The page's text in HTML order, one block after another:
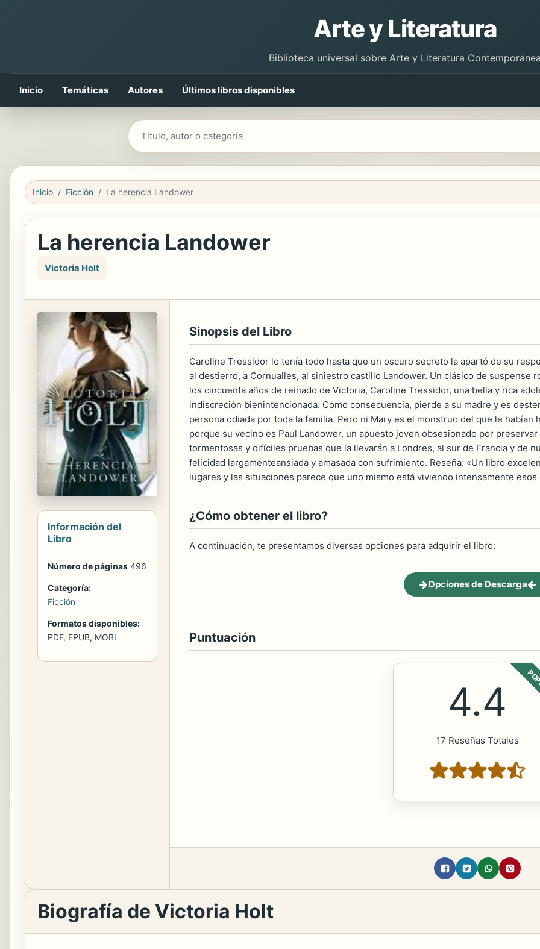
Arte y Literatura
Biblioteca universal sobre Arte y Literatura
Inicio Temáticas Autores Últimos libros disponibles
Buscar libros
Inicio Ficción La herencia Landower
La herencia Landower
Victoria Holt
Información del
Libro
Número de páginas 496
Categoría:
Ficción
Formatos disponibles:
PDF, EPUB, MOBI
Sinopsis del Libro
Caroline Tressidor lo tenía todo hasta que un oscuro secreto la apartó de su
al destierro, a Cornualles, al siniestro castillo Landower. Un clásico de suspense
los cincuenta años de reinado de Victoria, Caroline Tressidor, una bella y rica
indiscreción bienintencionada. Como consecuencia, pierde a su madre y es
persona odiada por toda la familia. Pero ni Mary es el monstruo del que le
porque su vecino es Paul Landower, un apuesto joven obsesionado por
tormentosas y difíciles pruebas que la llevarán a Londres, al sur de Francia y de
felicidad largamenteansiada y amasada con sufrimiento. Reseña: «Un libro
lugares y las situaciones parece que uno mismo está viviendo intensamente
¿Cómo obtener el libro?
A continuación, te presentamos diversas opciones para adquirir el libro:
Opciones de Descarga
Puntuación
4.4
17 Reseñas Totales
Biografía de Victoria Holt